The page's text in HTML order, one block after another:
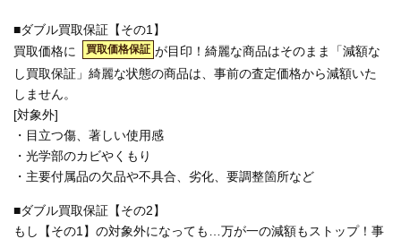
■ダブル買取保証【その1】
買取価格に
買取価格保証 が目印！綺麗な商品はそのまま「減額な
し買取保証」綺麗な状態の商品は、事前の査定価格から減額いた
しません。
[対象外]
・目立つ傷、著しい使用感
・光学部のカビやくもり
・主要付属品の欠品や不具合、劣化、要調整箇所など
■ダブル買取保証【その2】
もし【その1】の対象外になっても…万が一の減額もストップ！事